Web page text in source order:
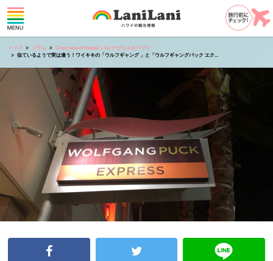
トップ コラム
Crazy about Hawaii！ by ナビちゃおハワイ
似ているようで実は違う！ワイキキの「ウルフギャング 」と「ウルフギャングパック エク...